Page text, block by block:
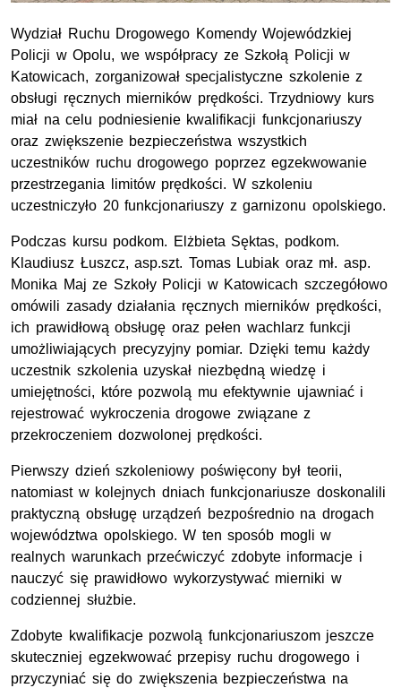
Wydział Ruchu Drogowego Komendy Wojewódzkiej
Policji w Opolu, we współpracy ze Szkołą Policji w
Katowicach, zorganizował specjalistyczne szkolenie z
obsługi ręcznych mierników prędkości. Trzydniowy kurs
miał na celu podniesienie kwalifikacji funkcjonariuszy
oraz zwiększenie bezpieczeństwa wszystkich
uczestników ruchu drogowego poprzez egzekwowanie
przestrzegania limitów prędkości. W szkoleniu
uczestniczyło 20 funkcjonariuszy z garnizonu opolskiego.
Podczas kursu podkom. Elżbieta Sęktas, podkom.
Klaudiusz Łuszcz, asp.szt. Tomas Lubiak oraz mł. asp.
Monika Maj ze Szkoły Policji w Katowicach szczegółowo
omówili zasady działania ręcznych mierników prędkości,
ich prawidłową obsługę oraz pełen wachlarz funkcji
umożliwiających precyzyjny pomiar. Dzięki temu każdy
uczestnik szkolenia uzyskał niezbędną wiedzę i
umiejętności, które pozwolą mu efektywnie ujawniać i
rejestrować wykroczenia drogowe związane z
przekroczeniem dozwolonej prędkości.
Pierwszy dzień szkoleniowy poświęcony był teorii,
natomiast w kolejnych dniach funkcjonariusze doskonalili
praktyczną obsługę urządzeń bezpośrednio na drogach
województwa opolskiego. W ten sposób mogli w
realnych warunkach przećwiczyć zdobyte informacje i
nauczyć się prawidłowo wykorzystywać mierniki w
codziennej służbie.
Zdobyte kwalifikacje pozwolą funkcjonariuszom jeszcze
skuteczniej egzekwować przepisy ruchu drogowego i
przyczyniać się do zwiększenia bezpieczeństwa na